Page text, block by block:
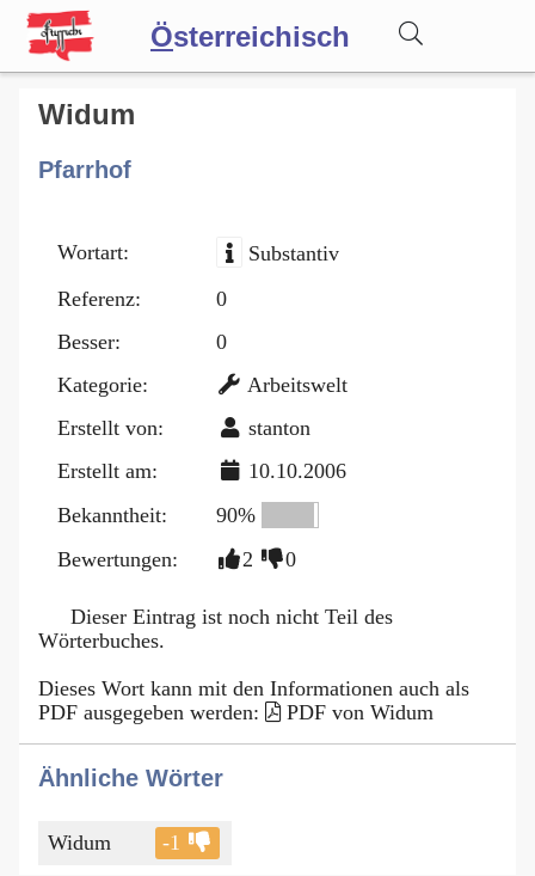
Österreichisch
Wörterbuch
Forum
Blog
Widum
Pfarrhof
Wortart:
Substantiv
Referenz:
0
Besser:
0
Kategorie:
Arbeitswelt
Erstellt von:
stanton
Erstellt am:
10.10.2006
Bekanntheit:
90%
Bewertungen:
2 0
Dieser Eintrag ist noch nicht Teil des
Wörterbuches.
Dieses Wort kann mit den Informationen auch als
PDF ausgegeben werden:
PDF von Widum
Ähnliche Wörter
Widum -1